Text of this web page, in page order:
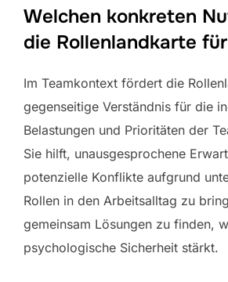
Welchen konkreten
die Rollenlandkarte
Im Teamkontext fördert die
gegenseitige Verständnis für die
Belastungen und Prioritäten der
Sie hilft, unausgesprochene
potenzielle Konflikte aufgrund
Rollen in den Arbeitsalltag zu
gemeinsam Lösungen zu finden,
psychologische Sicherheit stärkt.